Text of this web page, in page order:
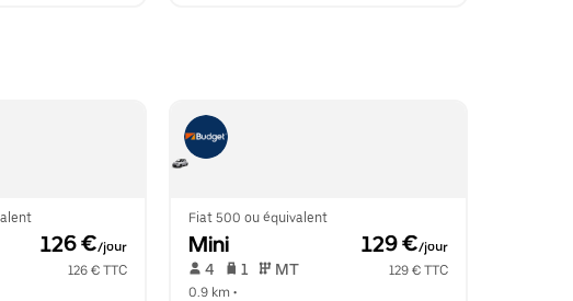
126 €/jour
126 € TTC
Fiat 500 ou équivalent
Mini 129 €/jour
4 1 MT
129 € TTC
0.9 km •